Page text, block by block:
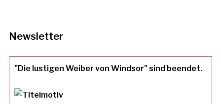
Newsletter
"Die lustigen Weiber von Windsor" sind beendet.